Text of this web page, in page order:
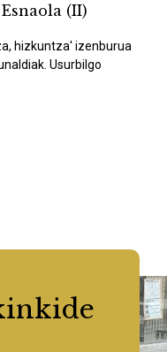
(II)
hizkuntza' izenburua
Usurbilgo